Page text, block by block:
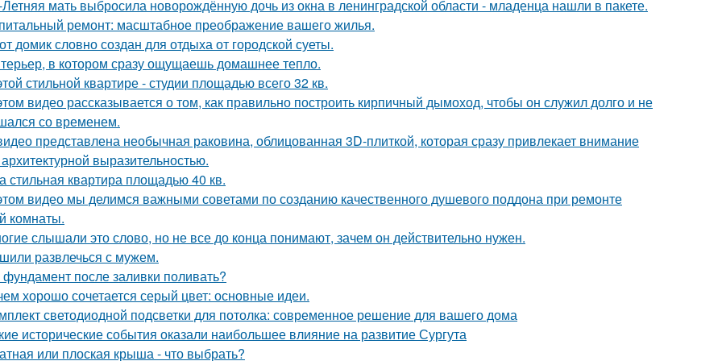
мать выбросила новорождённую дочь из окна в ленинградской области - младенца нашли в пакете.
ремонт: масштабное преображение вашего жилья.
домик словно создан для отдыха от городской суеты.
в котором сразу ощущаешь домашнее тепло.
стильной квартире - студии площадью всего 32 кв.
видео рассказывается о том, как правильно построить кирпичный дымоход, чтобы он служил долго и не
со временем.
представлена необычная раковина, облицованная 3D-плиткой, которая сразу привлекает внимание
выразительностью.
стильная квартира площадью 40 кв.
видео мы делимся важными советами по созданию качественного душевого поддона при ремонте
комнаты.
слышали это слово, но не все до конца понимают, зачем он действительно нужен.
развлечься с мужем.
после заливки поливать?
хорошо сочетается серый цвет: основные идеи.
светодиодной подсветки для потолка: современное решение для вашего дома
исторические события оказали наибольшее влияние на развитие Сургута
или плоская крыша - что выбрать?